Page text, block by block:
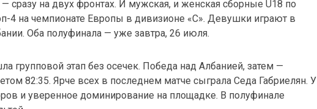
сразу на двух фронтах. И мужская, и женская сборные U18 по
4 на чемпионате Европы в дивизионе «С». Девушки играют в
Оба полуфинала — уже завтра, 26 июля.
групповой этап без осечек. Победа над Албанией, затем —
82:35. Ярче всех в последнем матче сыграла Седа Габриелян. У
и уверенное доминирование на площадке. В полуфинале